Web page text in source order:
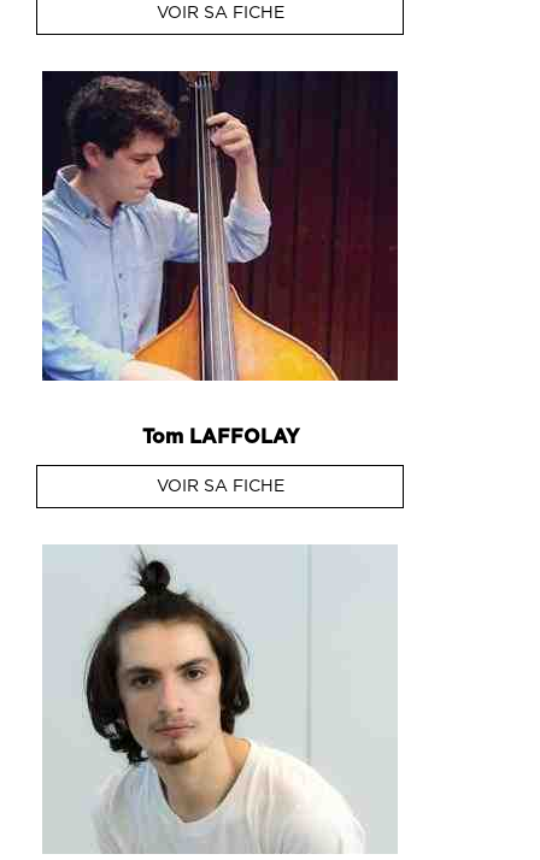
VOIR SA FICHE
Tom LAFFOLAY
VOIR SA FICHE